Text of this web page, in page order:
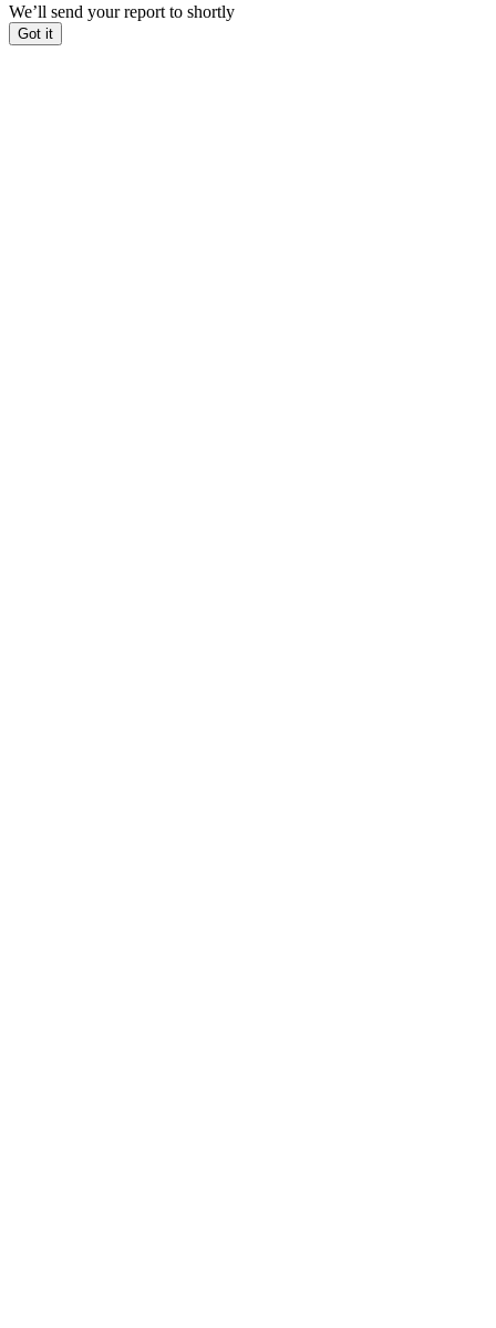
We’ll send your report to shortly
Got it